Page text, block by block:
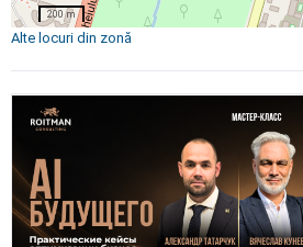
200 m
Alte locuri din zonă